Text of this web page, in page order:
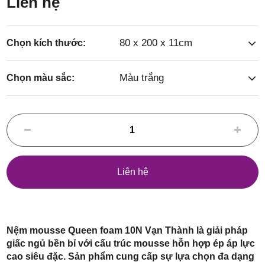
Điểm,
huyện
Hóc Môn,
Chọn kích thước: 80 x 200 x 11cm
Chọn màu sắc: Màu trắng
Liên hệ
Nệm mousse Queen foam 10N Vạn Thành là giải pháp
giấc ngủ bền bỉ với cấu trúc mousse hỗn hợp ép áp lực
cao siêu đặc. Sản phẩm cung cấp sự lựa chọn đa dạng